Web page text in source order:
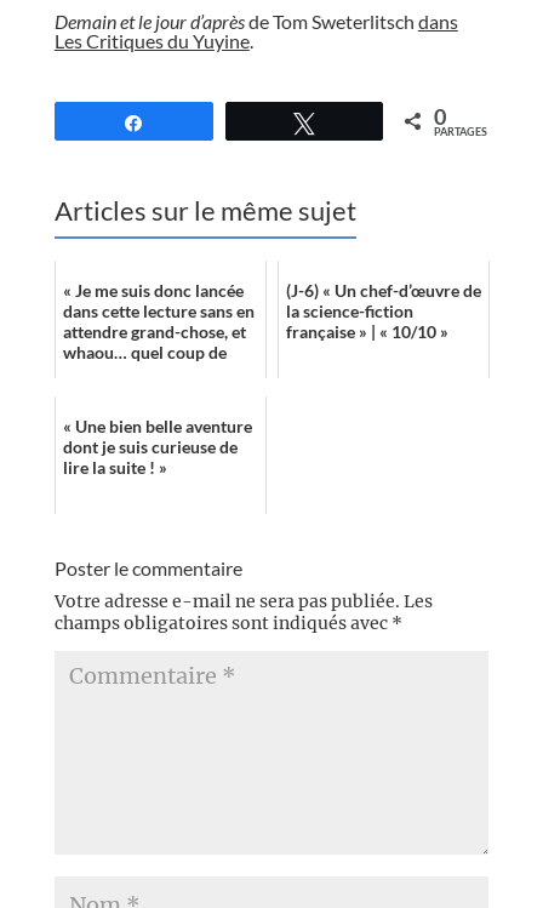
Demain et le jour d’aprèsde Tom Sweterlitsch dans
Les Critiques du Yuyine.
0
PARTAGES
Articles sur le même sujet
« Je me suis donc lancée
dans cette lecture sans en
attendre grand-chose, et
whaou… quel coup de
(J-6) « Un chef-d’œuvre de
la science-fiction
française » | « 10/10 »
« Une bien belle aventure
dont je suis curieuse de
lire la suite ! »
Poster le commentaire
Votre adresse e-mail ne sera pas publiée. Les
champs obligatoires sont indiqués avec *